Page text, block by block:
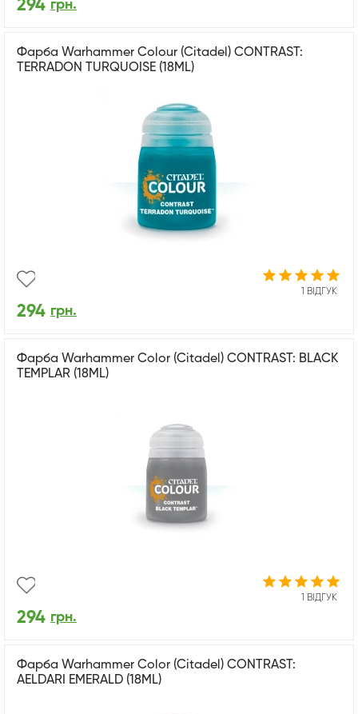
294 грн.
Фарба Warhammer Colour (Citadel) CONTRAST:
TERRADON TURQUOISE (18ML)
1 ВІДГУК
294 грн.
Фарба Warhammer Color (Citadel) CONTRAST: BLACK
TEMPLAR (18ML)
1 ВІДГУК
294 грн.
Фарба Warhammer Color (Citadel) CONTRAST:
AELDARI EMERALD (18ML)